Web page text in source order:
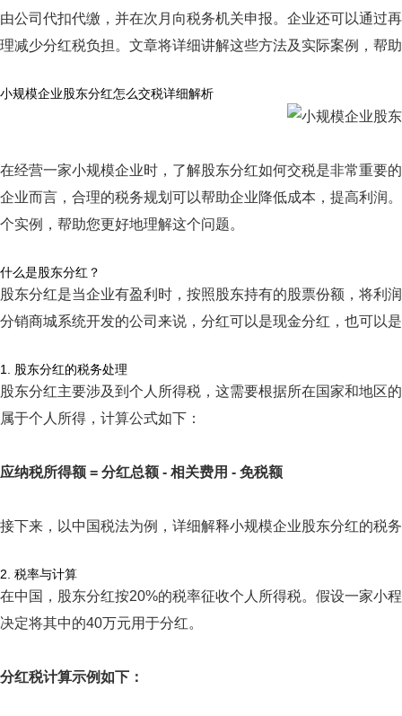
由公司代扣代缴，并在次月向税务机关申报。企业还可以通过
理减少分红税负担。文章将详细讲解这些方法及实际案例，帮
小规模企业股东分红怎么交税详细解析
在经营一家小规模企业时，了解股东分红如何交税是非常重要
企业而言，合理的税务规划可以帮助企业降低成本，提高利润
个实例，帮助您更好地理解这个问题。
什么是股东分红？
股东分红是当企业有盈利时，按照股东持有的股票份额，将利
分销商城系统开发的公司来说，分红可以是现金分红，也可以
1. 股东分红的税务处理
股东分红主要涉及到个人所得税，这需要根据所在国家和地区
属于个人所得，计算公式如下：
应纳税所得额 = 分红总额 - 相关费用 - 免税额
接下来，以中国税法为例，详细解释小规模企业股东分红的税
2. 税率与计算
在中国，股东分红按20%的税率征收个人所得税。假设一家小
决定将其中的40万元用于分红。
分红税计算示例如下：